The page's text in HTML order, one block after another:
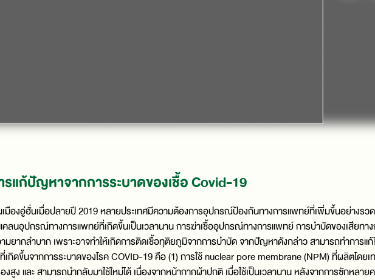
รแก้ปัญหาจากการระบาดของเชื้อ Covid-19
เมืองอู่ฮั่นเมื่อปลายปี 2019 หลายประเทศมีความต้องการอุปกรณ์ป้องกันทางการแพทย์ที่เพิ่มขึ้นอย่างรว
ลนอุปกรณ์ทางการแพทย์ที่เกิดขึ้นเป็นเวลานาน การฆ่าเชื้ออุปกรณ์ทางการแพทย์ การบำบัดของเสียทา
ากลำบาก เพราะอาจทำให้เกิดการติดเชื้อทุติยภูมิจากการบำบัด จากปัญหาดังกล่าว สามารถทำการแก้
ดขึ้นจากการระบาดของโรค COVID-19 คือ (1) การใช้ nuclear pore membrane (NPM) ที่ผลิตโดยเ
ง และ สามารถนำกลับมาใช้ใหม่ได้ เนื่องจากหน้ากากผ้าปกติ เมื่อใช้เป็นเวลานาน หลังจากการซักหลาย